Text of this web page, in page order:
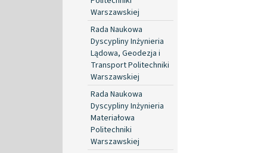
Warszawskiej
Rada Naukowa
Dyscypliny Inżynieria
Lądowa, Geodezja i
Transport Politechniki
Warszawskiej
Rada Naukowa
Dyscypliny Inżynieria
Materiałowa
Politechniki
Warszawskiej